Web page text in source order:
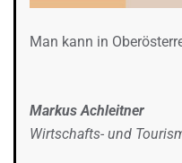
Man kann in
Markus Achleitner
Wirtschafts- und